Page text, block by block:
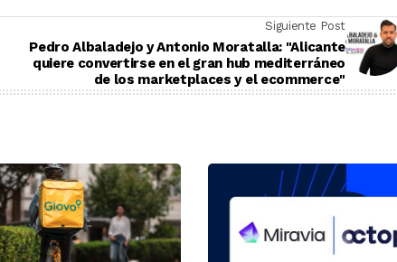
Siguiente Post
Pedro Albaladejo y Antonio Moratalla: "Alicante
quiere convertirse en el gran hub mediterráneo
de los marketplaces y el ecommerce"